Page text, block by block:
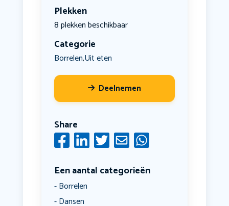
Plekken
8 plekken beschikbaar
Categorie
Borrelen,Uit eten
Deelnemen
Share
Een aantal categorieën
Borrelen
Dansen